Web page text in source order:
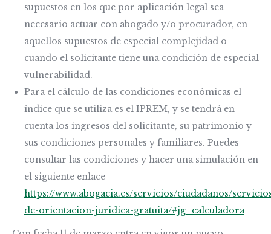
supuestos en los que por aplicación legal sea
necesario actuar con abogado y/o procurador, en
aquellos supuestos de especial complejidad o
cuando el solicitante tiene una condición de especial
vulnerabilidad.
Para el cálculo de las condiciones económicas el
índice que se utiliza es el IPREM, y se tendrá en
cuenta los ingresos del solicitante, su patrimonio y
sus condiciones personales y familiares. Puedes
consultar las condiciones y hacer una simulación en
el siguiente enlace
https://www.abogacia.es/servicios/ciudadanos/
de-orientacion-juridica-gratuita/#jg_calculadora